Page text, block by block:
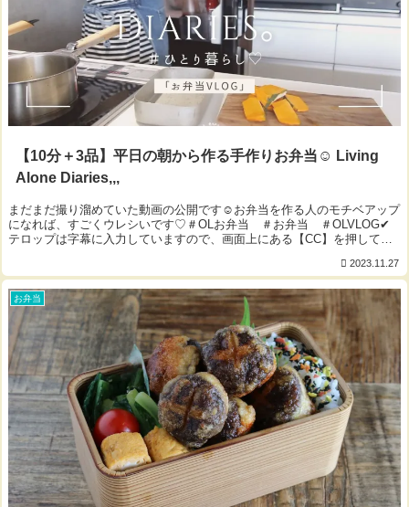
【10分＋3品】平日の朝から作る手作りお弁当☺︎ Living
Alone Diaries,,,
まだまだ撮り溜めていた動画の公開です☺︎お弁当を作る人のモチベアップ
になれば、すごくウレシいです♡＃OLお弁当 ＃お弁当 ＃OLVLOG✔︎
テロップは字幕に入力していますので、画面上にある【CC】を押して、
2023.11.27
お弁当